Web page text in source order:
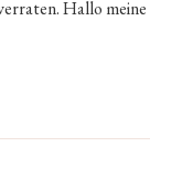
Hallo meine